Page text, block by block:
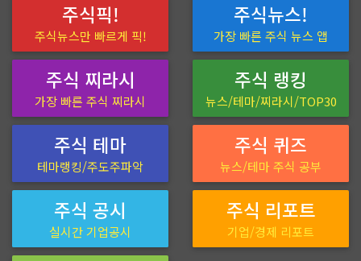
주식픽!
주식뉴스만 빠르게 픽!
주식뉴스!
가장 빠른 주식 뉴스 앱
주식 찌라시
가장 빠른 주식 찌라시
주식 랭킹
뉴스/테마/찌라시/TOP30
주식 테마
테마랭킹/주도주파악
주식 퀴즈
뉴스/테마 주식 공부
주식 공시
실시간 기업공시
주식 리포트
기업/경제 리포트